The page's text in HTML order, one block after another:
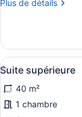
chambre :
Tripla
Plus de détails
Plus
Suite
Superior
Tripla
Afficher
toutes
les
photos
1
Suite supérieure
40 m²
1 chambre